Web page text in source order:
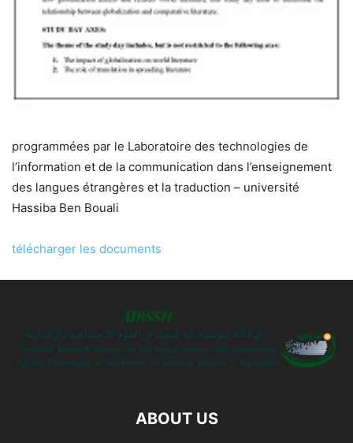
programmées par le Laboratoire des technologies de
l’information et de la communication dans l’enseignement
des langues étrangères et la traduction – université
Hassiba Ben Bouali
télécharger les documents
ABOUT US